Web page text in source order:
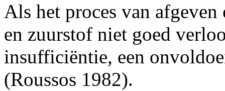
Als het proces van
en zuurstof niet goed
insufficiëntie, een
(Roussos 1982).